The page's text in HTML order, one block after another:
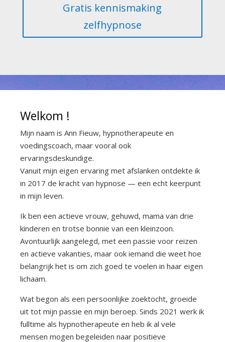
Gratis kennismaking
zelfhypnose
Welkom !
Mijn naam is Ann Fieuw, hypnotherapeute en
voedingscoach, maar vooral ook
ervaringsdeskundige.
Vanuit mijn eigen ervaring met afslanken ontdekte ik
in 2017 de kracht van hypnose — een echt keerpunt
in mijn leven.
Ik ben een actieve vrouw, gehuwd, mama van drie
kinderen en trotse bonnie van een kleinzoon.
Avontuurlijk aangelegd, met een passie voor reizen
en actieve vakanties, maar ook iemand die weet hoe
belangrijk het is om zich goed te voelen in haar eigen
lichaam.
Wat begon als een persoonlijke zoektocht, groeide
uit tot mijn passie en mijn beroep. Sinds 2021 werk ik
fulltime als hypnotherapeute en heb ik al vele
mensen mogen begeleiden naar positieve